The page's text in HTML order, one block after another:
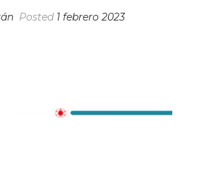
Posted 1 febrero 2023